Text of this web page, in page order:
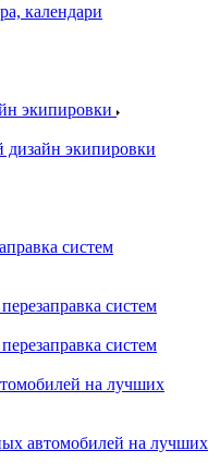
календари
экипировки
экипировки
систем
систем
систем
на лучших
автомобилей на лучших